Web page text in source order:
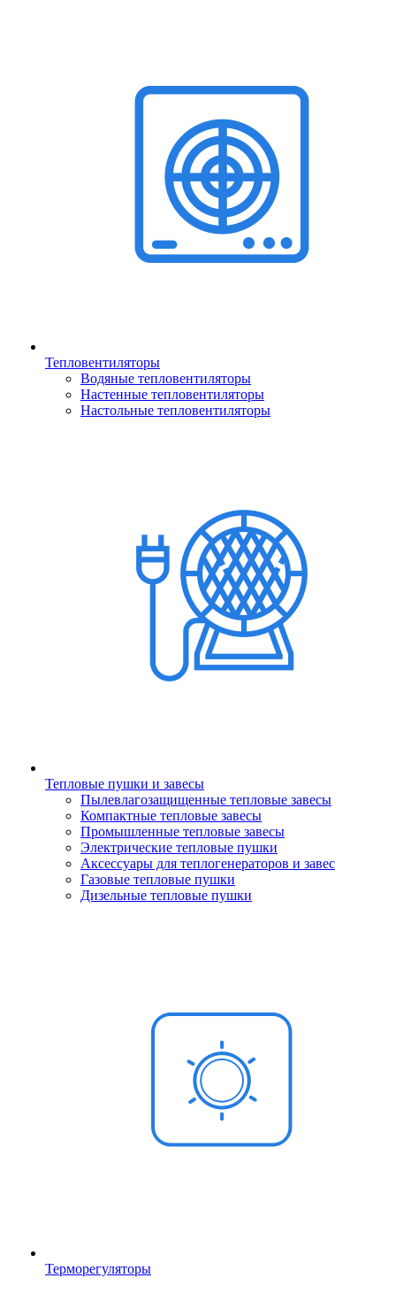
Тепловентиляторы
Водяные тепловентиляторы
Настенные тепловентиляторы
Настольные тепловентиляторы
Тепловые пушки и завесы
Пылевлагозащищенные тепловые завесы
Компактные тепловые завесы
Промышленные тепловые завесы
Электрические тепловые пушки
Аксессуары для теплогенераторов и завес
Газовые тепловые пушки
Дизельные тепловые пушки
Терморегуляторы